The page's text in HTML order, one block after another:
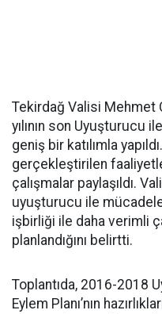
Tekirdağ Valisi Mehmet
yılının son Uyuşturucu
geniş bir katılımla
gerçekleştirilen
çalışmalar paylaşıldı.
uyuşturucu ile
işbirliği ile daha verimli
planlandığını belirtti.
Toplantıda, 2016-2018
Eylem Planı’nın